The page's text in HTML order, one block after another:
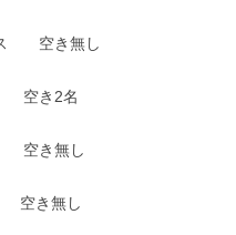
空き無し
空き2名
空き無し
き無し